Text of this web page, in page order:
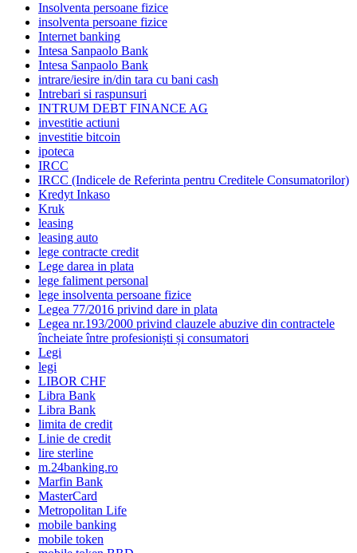
Insolventa persoane fizice
insolventa persoane fizice
Internet banking
Intesa Sanpaolo Bank
Intesa Sanpaolo Bank
intrare/iesire in/din tara cu bani cash
Intrebari si raspunsuri
INTRUM DEBT FINANCE AG
investitie actiuni
investitie bitcoin
ipoteca
IRCC
IRCC (Indicele de Referinta pentru Creditele Consumatorilor)
Kredyt Inkaso
Kruk
leasing
leasing auto
lege contracte credit
Lege darea in plata
lege faliment personal
lege insolventa persoane fizice
Legea 77/2016 privind dare in plata
Legea nr.193/2000 privind clauzele abuzive din contractele
încheiate între profesioniști și consumatori
Legi
legi
LIBOR CHF
Libra Bank
Libra Bank
limita de credit
Linie de credit
lire sterline
m.24banking.ro
Marfin Bank
MasterCard
Metropolitan Life
mobile banking
mobile token